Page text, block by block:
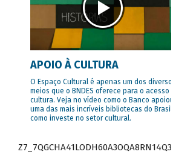
APOIO À CULTURA
O Espaço Cultural é apenas um dos diversos
meios que o BNDES oferece para o acesso à
cultura. Veja no vídeo como o Banco apoiou
uma das mais incríveis bibliotecas do Brasil
como investe no setor cultural.
Z7_7QGCHA41LODH60A3OQA8RN14Q3